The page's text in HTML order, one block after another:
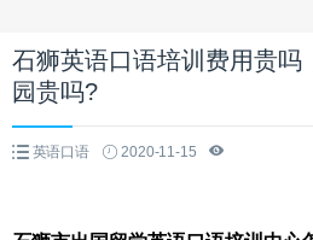
石狮英语口语培训费用贵吗
园贵吗?
英语口语 2020-11-15